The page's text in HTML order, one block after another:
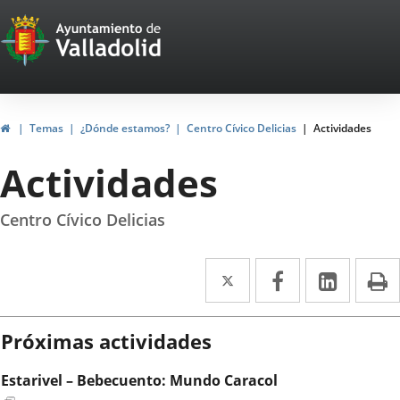
Portal
Web
del
Ayuntamiento
de
Valladolid
InicioTemas ¿Dónde estamos? Centro Cívico Delicias Actividades
Actividades
Centro Cívico Delicias
Twitter
Enlace
a
Facebook
Enlace
a
Enlace
a
Próximas actividades
Estarivel – Bebecuento: Mundo Caracol